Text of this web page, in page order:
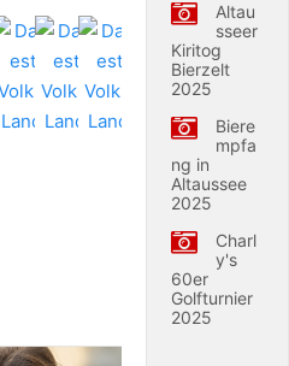
Altau
sseer
Kiritog
Bierzelt
2025
Biere
mpfa
ng in
Altaussee
2025
Charl
y's
60er
Golfturnier
2025